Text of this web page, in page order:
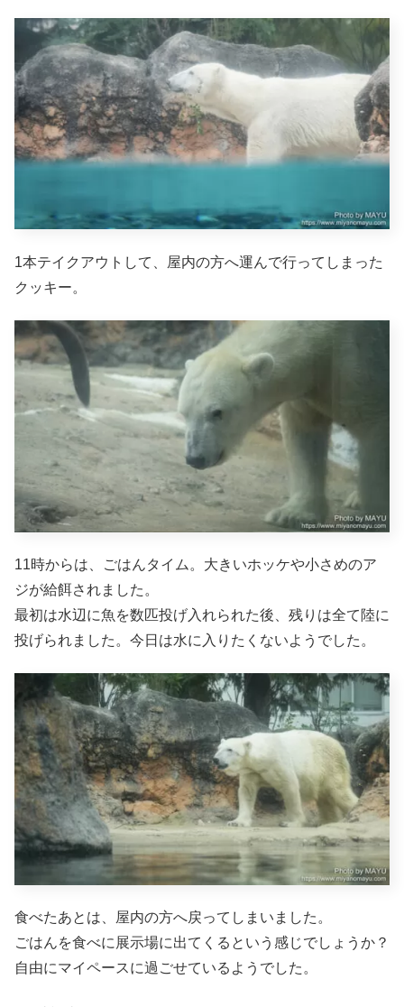
1本テイクアウトして、屋内の方へ運んで行ってしまった
クッキー。
11時からは、ごはんタイム。大きいホッケや小さめのア
ジが給餌されました。
最初は水辺に魚を数匹投げ入れられた後、残りは全て陸に
投げられました。今日は水に入りたくないようでした。
食べたあとは、屋内の方へ戻ってしまいました。
ごはんを食べに展示場に出てくるという感じでしょうか？
自由にマイペースに過ごせているようでした。